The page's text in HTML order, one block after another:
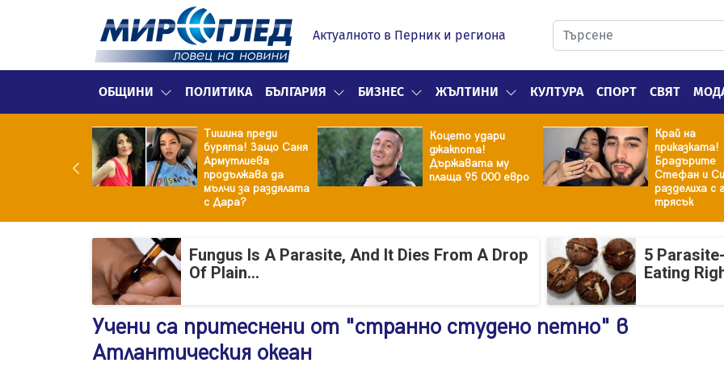
Актуалното в Перник и региона
ОБЩИНИ ПОЛИТИКА БЪЛГАРИЯ БИЗНЕС ЖЪЛТИНИ КУЛТУРА СПОРТ СВЯТ
само в
Тишина преди
бурята! Защо Саня
Армутлиева
продължава да
мълчи за раздялата
с Дара?
Коцето удари
джакпота!
Държавата му
плаща 95 000 евро
Край на
приказката!
Брадърите
Стефан и
разделиха с
трясък
Fungus Is A Parasite, And It Dies From A Drop
Of Plain...
5
Eating
Учени са притеснени от "странно студено петно" в
Атлантическия океан